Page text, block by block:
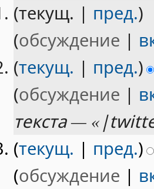
(текущ. | пред.)
(обсуждение |
(текущ. | пред.)
(обсуждение |
текста —
(текущ. | пред.)
(обсуждение |